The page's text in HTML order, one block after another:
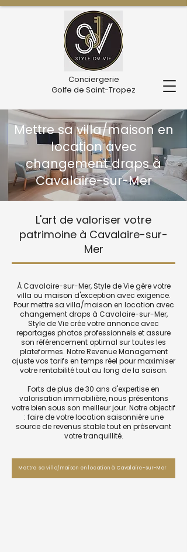
Conciergerie
Golfe de Saint-Tropez
Mettre sa villa/maison en
location avec
changement draps à
Cavalaire-sur-Mer
L'art de valoriser votre
patrimoine à Cavalaire-sur-
Mer
À Cavalaire-sur-Mer, Style de Vie gère votre
villa ou maison d'exception avec exigence.
Pour mettre sa villa/maison en location avec
changement draps à Cavalaire-sur-Mer,
Style de Vie crée votre annonce avec
reportages photos professionnels et assure
son référencement optimal sur toutes les
plateformes. Notre Revenue Management
ajuste vos tarifs en temps réel pour maximiser
votre rentabilité tout au long de la saison.
Forts de plus de 30 ans d'expertise en
valorisation immobilière, nous présentons
votre bien sous son meilleur jour. Notre objectif
: faire de votre location saisonnière une
source de revenus stable tout en préservant
votre tranquillité.
Mettre sa villa/maison en location à Cavalaire-sur-Mer